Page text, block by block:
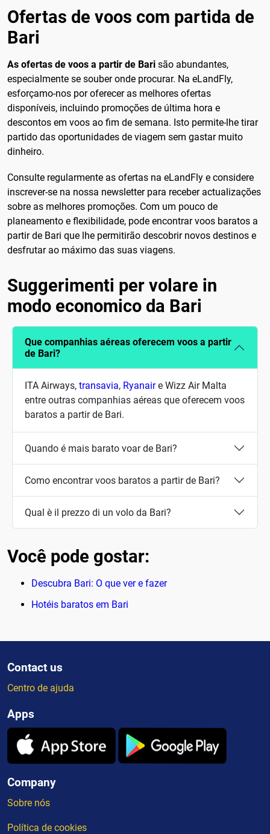
Ofertas de voos com partida de
Bari
As ofertas de voos a partir de Bari são abundantes,
especialmente se souber onde procurar. Na eLandFly,
esforçamo-nos por oferecer as melhores ofertas
disponíveis, incluindo promoções de última hora e
descontos em voos ao fim de semana. Isto permite-lhe tirar
partido das oportunidades de viagem sem gastar muito
dinheiro.
Consulte regularmente as ofertas na eLandFly e considere
inscrever-se na nossa newsletter para receber actualizações
sobre as melhores promoções. Com um pouco de
planeamento e flexibilidade, pode encontrar voos baratos a
partir de Bari que lhe permitirão descobrir novos destinos e
desfrutar ao máximo das suas viagens.
Suggerimenti per volare in
modo economico da Bari
Que companhias aéreas oferecem voos a partir
de Bari?
ITA Airways, transavia, Ryanaire Wizz Air Malta
entre outras companhias aéreas que oferecem voos
baratos a partir de Bari.
Quando é mais barato voar de Bari?
Como encontrar voos baratos a partir de Bari?
Qual è il prezzo di un volo da Bari?
Você pode gostar:
Descubra Bari: O que ver e fazer
Hotéis baratos em Bari
Contact us
Centro de ajuda
Apps
Company
Sobre nós
Política de cookies